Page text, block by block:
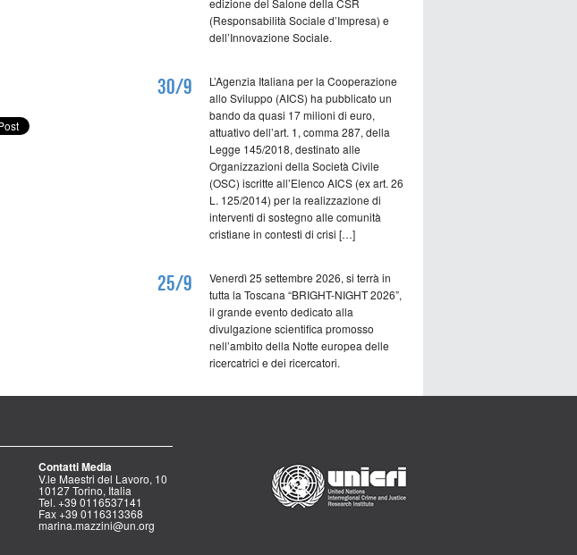
edizione del Salone della CSR
(Responsabilità Sociale d’Impresa) e
dell’Innovazione Sociale.
30/9
L’Agenzia Italiana per la Cooperazione
allo Sviluppo (AICS) ha pubblicato un
bando da quasi 17 milioni di euro,
attuativo dell’art. 1, comma 287, della
Legge 145/2018, destinato alle
Organizzazioni della Società Civile
(OSC) iscritte all’Elenco AICS (ex art. 26
L. 125/2014) per la realizzazione di
interventi di sostegno alle comunità
cristiane in contesti di crisi […]
25/9
Venerdì 25 settembre 2026, si terrà in
tutta la Toscana “BRIGHT-NIGHT 2026”,
il grande evento dedicato alla
divulgazione scientifica promosso
nell’ambito della Notte europea delle
ricercatrici e dei ricercatori.
Contatti Media
V.le Maestri del Lavoro, 10
10127 Torino, Italia
Tel. +39 0116537141
Fax +39 0116313368
marina.mazzini@un.org